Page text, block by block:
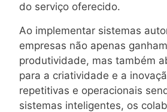
do serviço oferecido.
Ao implementar sistemas
empresas não apenas
produtividade, mas também
para a criatividade e a
repetitivas e operacionais
sistemas inteligentes, os